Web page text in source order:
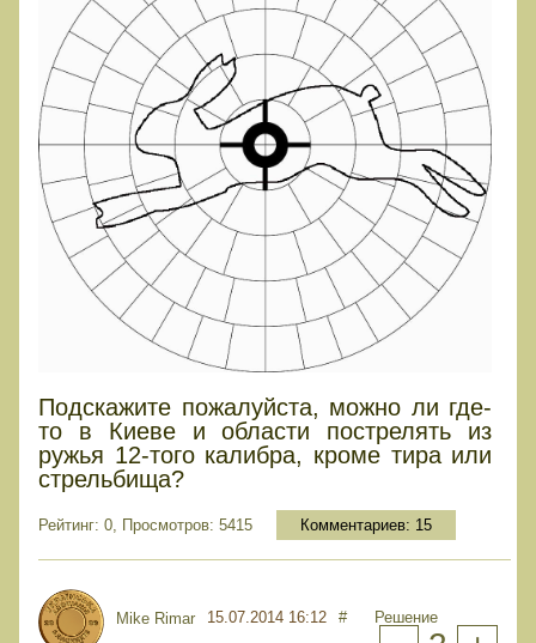
Подскажите пожалуйста, можно ли где-
то в Киеве и области пострелять из
ружья 12-того калибра, кроме тира или
стрельбища?
Рейтинг: 0, Просмотров: 5415 Комментариев: 15
Mike Rimar 15.07.2014 16:12 # Решение